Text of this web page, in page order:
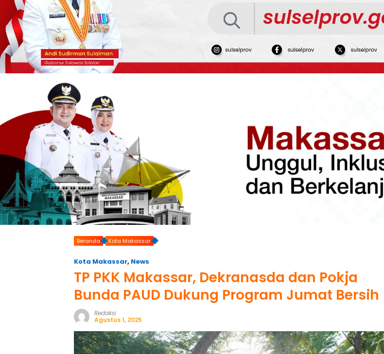
Beranda Kota Makassar
Kota Makassar, News
TP PKK Makassar, Dekranasda dan Pokja
Bunda PAUD Dukung Program Jumat Bersih
Redaksi
Agustus 1, 2025